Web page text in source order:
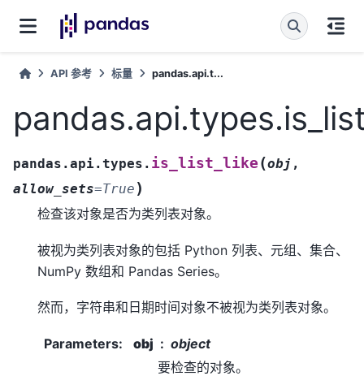
API 参考 标量 pandas.api.t...
pandas.api.types. is_list_like (obj ,
allow_sets=True )
检查该对象是否为类列表对象。
被视为类列表对象的包括 Python 列表、元组、集合、
NumPy 数组和 Pandas Series。
然而，字符串和日期时间对象不被视为类列表对象。
Parameters: obj
object
要检查的对象。